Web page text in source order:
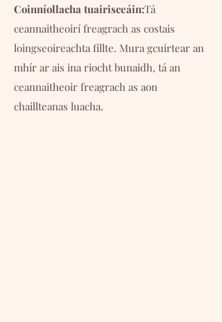
Coinníollacha tuairisceáin:Tá
ceannaitheoirí freagrach as costais
loingseoireachta fillte. Mura gcuirtear an
mhír ar ais ina riocht bunaidh, tá an
ceannaitheoir freagrach as aon
chaillteanas luacha.